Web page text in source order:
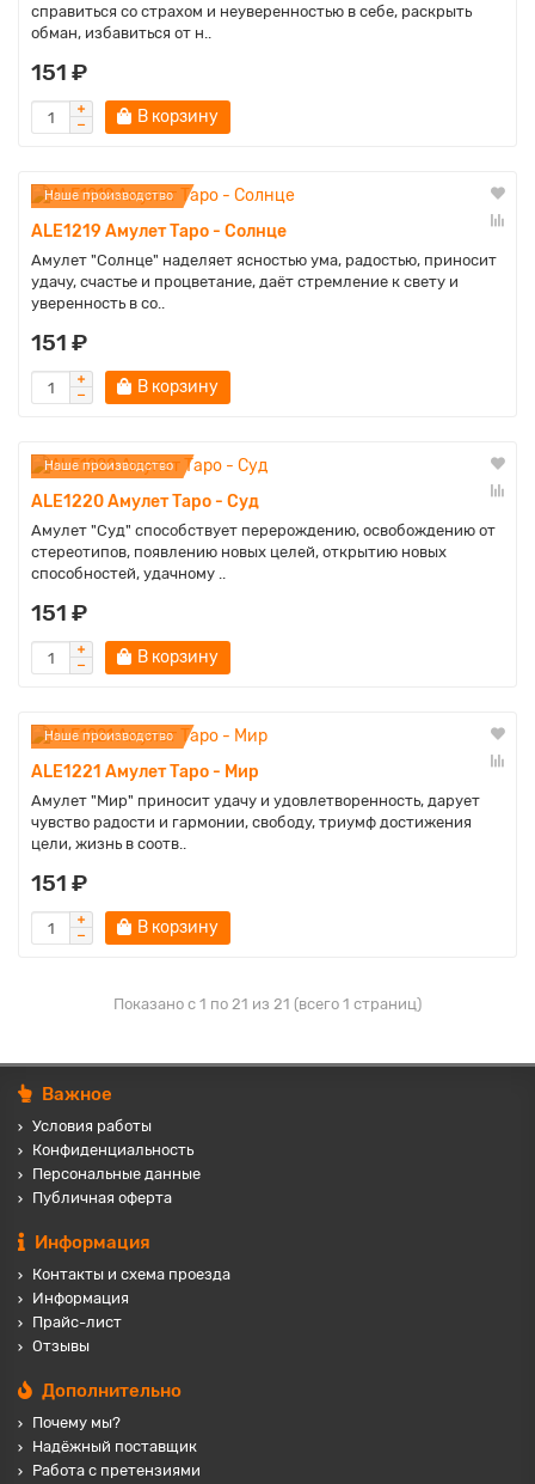
справиться со страхом и неуверенностью в себе, раскрыть
обман, избавиться от н..
151 ₽
В корзину
Наше производство
ALE1219 Амулет Таро - Солнце
Амулет "Солнце" наделяет ясностью ума, радостью, приносит
удачу, счастье и процветание, даёт стремление к свету и
уверенность в со..
151 ₽
В корзину
Наше производство
ALE1220 Амулет Таро - Суд
Амулет "Суд" способствует перерождению, освобождению от
стереотипов, появлению новых целей, открытию новых
способностей, удачному ..
151 ₽
В корзину
Наше производство
ALE1221 Амулет Таро - Мир
Амулет "Мир" приносит удачу и удовлетворенность, дарует
чувство радости и гармонии, свободу, триумф достижения
цели, жизнь в соотв..
151 ₽
В корзину
Показано с 1 по 21 из 21 (всего 1 страниц)
Важное
Условия работы
Конфиденциальность
Персональные данные
Публичная оферта
Информация
Контакты и схема проезда
Информация
Прайс-лист
Отзывы
Дополнительно
Почему мы?
Надёжный поставщик
Работа с претензиями